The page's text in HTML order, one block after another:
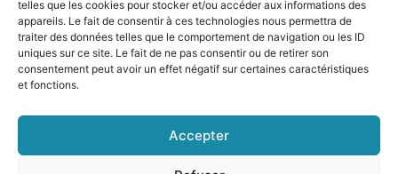
telles que les cookies pour stocker et/ou accéder aux informations des
appareils. Le fait de consentir à ces technologies nous permettra de
traiter des données telles que le comportement de navigation ou les ID
uniques sur ce site. Le fait de ne pas consentir ou de retirer son
consentement peut avoir un effet négatif sur certaines caractéristiques
et fonctions.
Accepter
b
o
o
k
-
a
g
r
a
m
e
d
i
n
n